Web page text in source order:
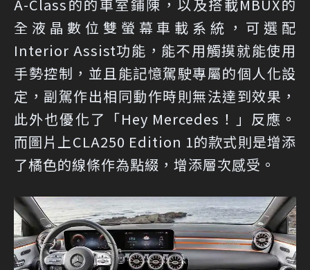
A-Class的的車室鋪陳，以及搭載MBUX的
全液晶數位雙螢幕車載系統，可選配
Interior Assist功能，能不用觸摸就能使用
手勢控制，並且能記憶駕駛專屬的個人化設
定，副駕作出相同動作時則無法達到效果，
此外也優化了「Hey Mercedes！」反應。
而圖片上CLA250 Edition 1的款式則是增添
了橘色的線條作為點綴，增添層次感受。